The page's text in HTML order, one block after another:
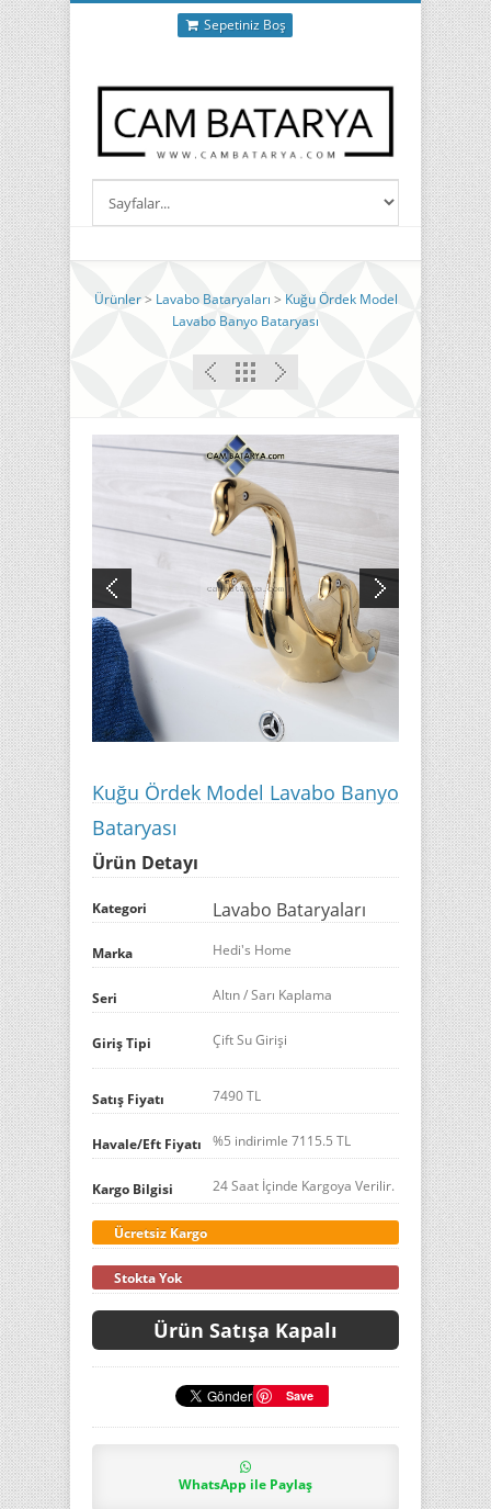
Sepetiniz Boş
Ürünler> Lavabo Bataryaları > Kuğu Ördek Model
Lavabo Banyo Bataryası
Kuğu Ördek Model Lavabo Banyo
Bataryası
Ürün Detayı
Kategori Lavabo Bataryaları
Marka Hedi's Home
Seri Altın / Sarı Kaplama
Giriş Tipi Çift Su Girişi
Satış Fiyatı 7490 TL
Havale/Eft Fiyatı %5 indirimle 7115.5 TL
Kargo Bilgisi 24 Saat İçinde Kargoya Verilir.
Ücretsiz Kargo
Stokta Yok
Ürün Satışa Kapalı
Save
WhatsApp ile Paylaş